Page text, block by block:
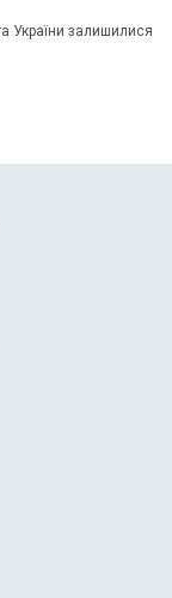
України залишилися